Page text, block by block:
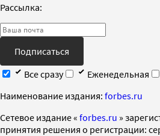
Рассылка:
Подписаться
Все сразу
Еженедельная
Наименование издания: forbes.ru
Cетевое издание « forbes.ru »
принятия решения о регистрации: